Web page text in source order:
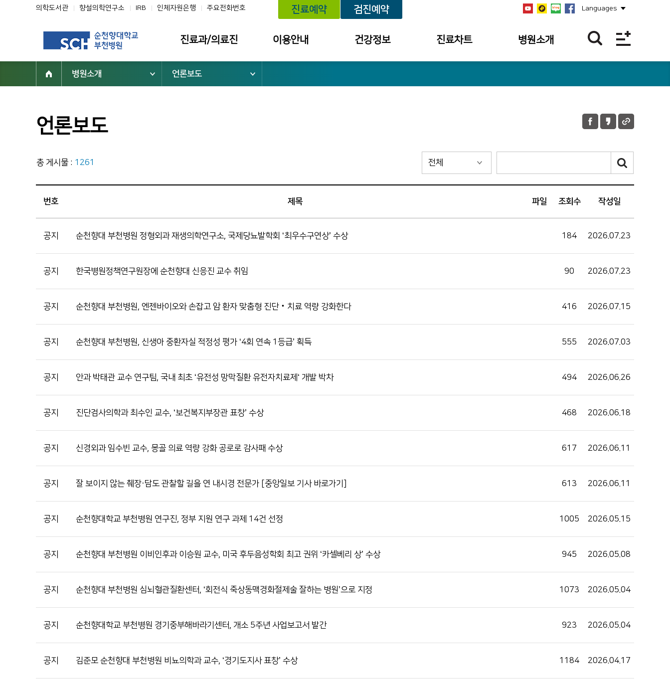
의학도서관 향설의학연구소 IRB 인체자원은행 주요전화번호 진료예약 검진예약 Languages
진료과/의료진
진료과
진료협력센터
진료지원부서
의학도서관
이용안내
위치 안내
병문안 안내
간호간병통합서비스
수납창구 안내
서류발급 안내
전화번호 안내
모바일 앱
건강정보
건강정보
진료차트
예약내역
검진 결과 내역
건강상담 내역조회
칭찬사연 내역
병원소개
병원개요
안전보건경영방침
사회공헌
언론보도
인재채용
순천향 네트워크
1899-5700
병원소개 언론보도
언론보도
총 게시물 : 1261
번호 제목 파일 조회수 작성일
공지 순천향대 부천병원 정형외과 재생의학연구소, 국제당뇨발학회 ‘최우수구연상’ 수상 184 2026.07.23
공지 한국병원정책연구원장에 순천향대 신응진 교수 취임 90 2026.07.23
공지 순천향대 부천병원, 엔젠바이오와 손잡고 암 환자 맞춤형 진단‧치료 역량 강화한다 416 2026.07.15
공지 순천향대 부천병원, 신생아 중환자실 적정성 평가 ‘4회 연속 1등급’ 획득 555 2026.07.03
공지 안과 박태관 교수 연구팀, 국내 최초 ‘유전성 망막질환 유전자치료제‘ 개발 박차 494 2026.06.26
공지 진단검사의학과 최수인 교수, ‘보건복지부장관 표창’ 수상 468 2026.06.18
공지 신경외과 임수빈 교수, 몽골 의료 역량 강화 공로로 감사패 수상 617 2026.06.11
공지 잘 보이지 않는 췌장·담도 관찰할 길을 연 내시경 전문가 [중앙일보 기사 바로가기] 613 2026.06.11
공지 순천향대학교 부천병원 연구진, 정부 지원 연구 과제 14건 선정 1005 2026.05.15
공지 순천향대 부천병원 이비인후과 이승원 교수, 미국 후두음성학회 최고 권위 ‘카셀베리 상’ 수상 945 2026.05.08
공지 순천향대 부천병원 심뇌혈관질환센터, ‘회전식 죽상동맥경화절제술 잘하는 병원’으로 지정 1073 2026.05.04
공지 순천향대학교 부천병원 경기중부해바라기센터, 개소 5주년 사업보고서 발간 923 2026.05.04
공지 김준모 순천향대 부천병원 비뇨의학과 교수, ‘경기도지사 표창’ 수상 1184 2026.04.17